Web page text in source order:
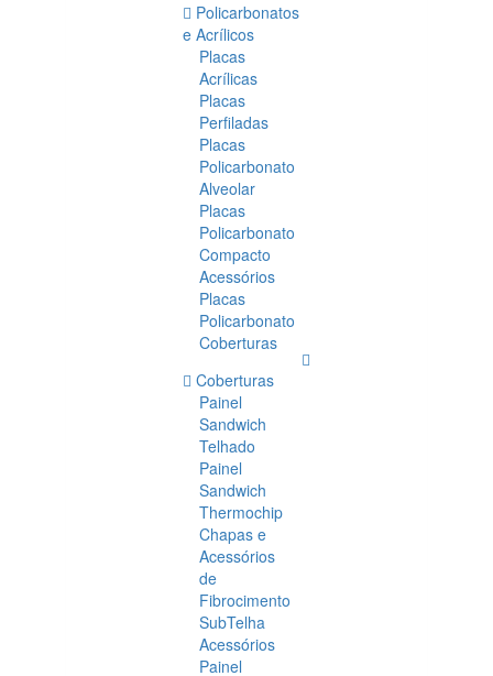
Policarbonatos
e Acrílicos
Placas
Acrílicas
Placas
Perfiladas
Placas
Policarbonato
Alveolar
Placas
Policarbonato
Compacto
Acessórios
Placas
Policarbonato
Coberturas
Coberturas
Painel
Sandwich
Telhado
Painel
Sandwich
Thermochip
Chapas e
Acessórios
de
Fibrocimento
SubTelha
Acessórios
Painel